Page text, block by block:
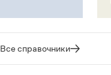
Все справочники